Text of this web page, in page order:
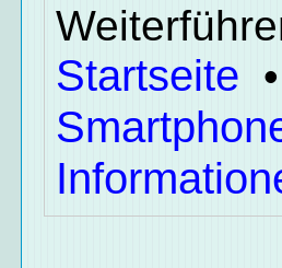
Startseite